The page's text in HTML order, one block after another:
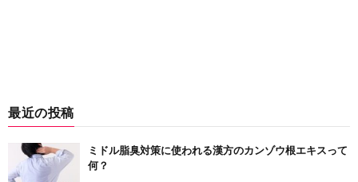
最近の投稿
ミドル脂臭対策に使われる漢方のカンゾウ根エキスって
何？